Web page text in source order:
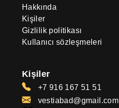
Hakkında
Kişiler
Gizlilik politikası
Kullanıcı sözleşmeleri
Kişiler
+7 916 167 51 51
vestiabad@gmail.com